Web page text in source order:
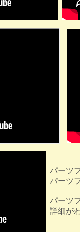
パーツ
パーツ
パーツ
詳細が